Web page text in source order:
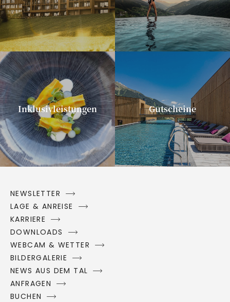
Inklusivleistungen Gutscheine
NEWSLETTER
LAGE & ANREISE
KARRIERE
DOWNLOADS
WEBCAM & WETTER
BILDERGALERIE
NEWS AUS DEM TAL
ANFRAGEN
BUCHEN